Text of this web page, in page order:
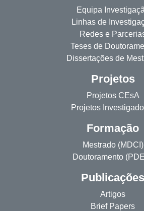
Equipa
Linhas de
Redes e
Teses de
Dissertações de
Projetos
Projetos CEsA
Projetos
Formação
Mestrado (MDCI)
Doutoramento
Publicações
Artigos
Brief Papers